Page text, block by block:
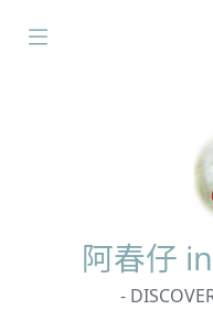
阿春仔
-